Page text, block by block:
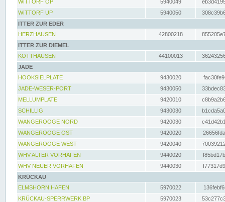
WITTORF OP
5940049
WITTORF UP
5940050
ITTER ZUR EDER
HERZHAUSEN
42800218
ITTER ZUR DIEMEL
KOTTHAUSEN
44100013
JADE
HOOKSIELPLATE
9430020
JADE-WESER-PORT
9430050
MELLUMPLATE
9420010
SCHILLIG
9430030
WANGEROOGE NORD
9420030
WANGEROOGE OST
9420020
WANGEROOGE WEST
9420040
WHV ALTER VORHAFEN
9440020
WHV NEUER VORHAFEN
9440030
KRÜCKAU
ELMSHORN HAFEN
5970022
KRÜCKAU-SPERRWERK BP
5970023